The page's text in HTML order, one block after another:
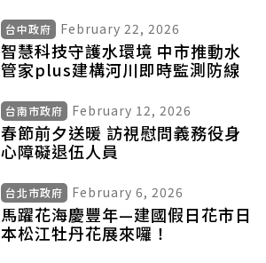
台中政府 February 22, 2026
智慧科技守護水環境 中市推動水
管家plus建構河川即時監測防線
台南市政府 February 12, 2026
春節前夕送暖 訪視慰問義務役身
心障礙退伍人員
台北市政府 February 6, 2026
馬躍花海慶豐年—建國假日花市日
本松江牡丹花展來囉！